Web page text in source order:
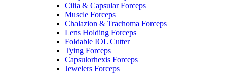
Cilia & Capsular Forceps
Muscle Forceps
Chalazion & Trachoma Forceps
Lens Holding Forceps
Foldable IOL Cutter
Tying Forceps
Capsulorhexis Forceps
Jewelers Forceps